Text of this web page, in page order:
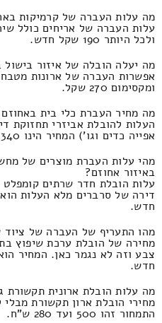
מה עלות העברה של קרמיקות
ולכל היותר 190 שקל חדש.
מה יעלה הובלה של איזור בישול
ומקסימום 270 שקל.
מה מחיר העברת כלי בית
העלות להובלת אביזרי תחזוקת
אפייה כדים וגו') המחיר הינו 340 וזה מגיע עד 170 שקלים.
מהי עלות העברת מוצרים של
באיזור אחוזם?
עלות הובלת חדר שרתים
חדש.
מהו התעריף של העברה של ציוד
מחירה של הובלת ערכת שיפוץ
חדש.
מה עלות הובלת ארונית תקשורת
מחירי הובלת ארון תקשורת
התמחור זהו 500 ועד 280 ש"ח.